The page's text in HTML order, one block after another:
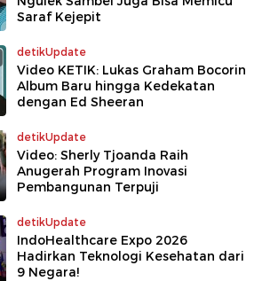
Saraf Kejepit
detikUpdate
Video KETIK: Lukas Graham Bocorin
Album Baru hingga Kedekatan
dengan Ed Sheeran
detikUpdate
Video: Sherly Tjoanda Raih
Anugerah Program Inovasi
Pembangunan Terpuji
detikUpdate
IndoHealthcare Expo 2026
Hadirkan Teknologi Kesehatan dari
9 Negara!